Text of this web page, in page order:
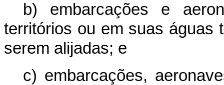
b) embarcações e
territórios ou em suas águas
serem alijadas; e
c) embarcações,